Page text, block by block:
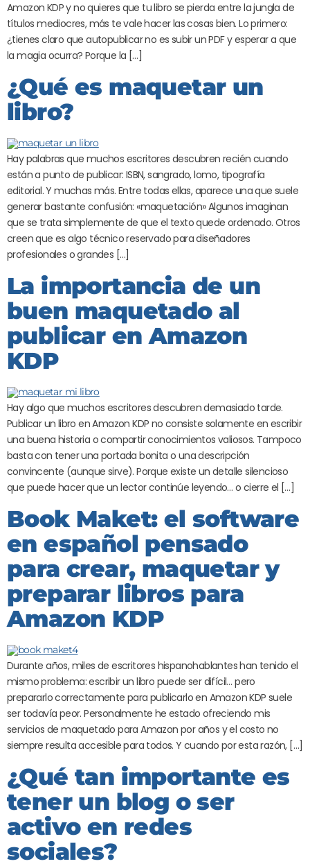
Amazon KDP y no quieres que tu libro se pierda entre la jungla de
títulos mediocres, más te vale hacer las cosas bien. Lo primero:
¿tienes claro que autopublicar no es subir un PDF y esperar a que
la magia ocurra? Porque la […]
¿Qué es maquetar un
libro?
Hay palabras que muchos escritores descubren recién cuando
están a punto de publicar: ISBN, sangrado, lomo, tipografía
editorial. Y muchas más. Entre todas ellas, aparece una que suele
generar bastante confusión: «maquetación» Algunos imaginan
que se trata simplemente de que el texto quede ordenado. Otros
creen que es algo técnico reservado para diseñadores
profesionales o grandes […]
La importancia de un
buen maquetado al
publicar en Amazon
KDP
Hay algo que muchos escritores descubren demasiado tarde.
Publicar un libro en Amazon KDP no consiste solamente en escribir
una buena historia o compartir conocimientos valiosos. Tampoco
basta con tener una portada bonita o una descripción
convincente (aunque sirve). Porque existe un detalle silencioso
que puede hacer que un lector continúe leyendo… o cierre el […]
Book Maket: el software
en español pensado
para crear, maquetar y
preparar libros para
Amazon KDP
Durante años, miles de escritores hispanohablantes han tenido el
mismo problema: escribir un libro puede ser difícil… pero
prepararlo correctamente para publicarlo en Amazon KDP suele
ser todavía peor. Personalmente he estado ofreciendo mis
servicios de maquetado para Amazon por años y el costo no
siempre resulta accesible para todos. Y cuando por esta razón, […]
¿Qué tan importante es
tener un blog o ser
activo en redes
sociales?